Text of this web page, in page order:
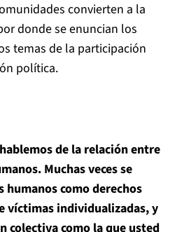
convierten a la
donde se enuncian los
temas de la participación
política.
de la relación entre
Muchas veces se
humanos como derechos
víctimas individualizadas, y
colectiva como la que usted